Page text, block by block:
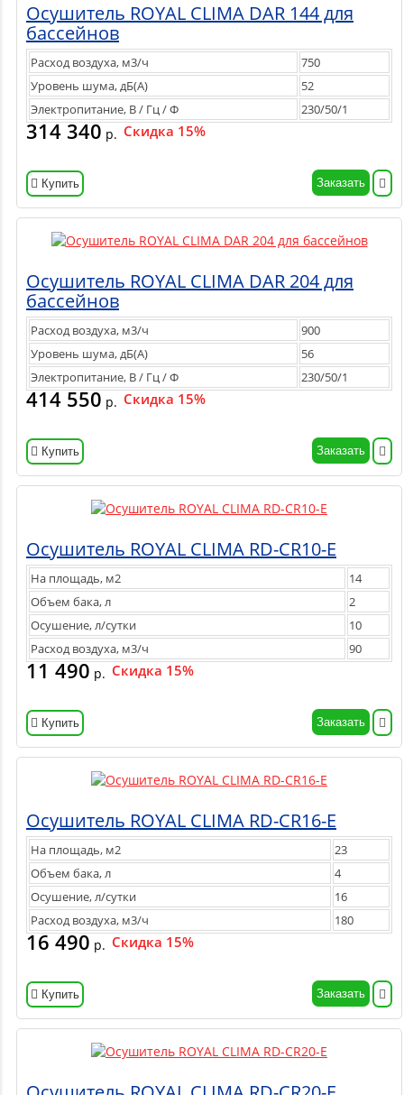
Осушитель ROYAL CLIMA DAR 144 для
бассейнов
Расход воздуха, м3/ч
750
Уровень шума, дБ(А)
52
Электропитание, В / Гц / Ф
230/50/1
314 340 р. Скидка 15%
Купить Заказать
Осушитель ROYAL CLIMA DAR 204 для
бассейнов
Расход воздуха, м3/ч
900
Уровень шума, дБ(А)
56
Электропитание, В / Гц / Ф
230/50/1
414 550 р. Скидка 15%
Купить Заказать
Осушитель ROYAL CLIMA RD-CR10-E
На площадь, м2
14
Объем бака, л
2
Осушение, л/сутки
10
Расход воздуха, м3/ч
90
11 490 р. Скидка 15%
Купить Заказать
Осушитель ROYAL CLIMA RD-CR16-E
На площадь, м2
23
Объем бака, л
4
Осушение, л/сутки
16
Расход воздуха, м3/ч
180
16 490 р. Скидка 15%
Купить Заказать